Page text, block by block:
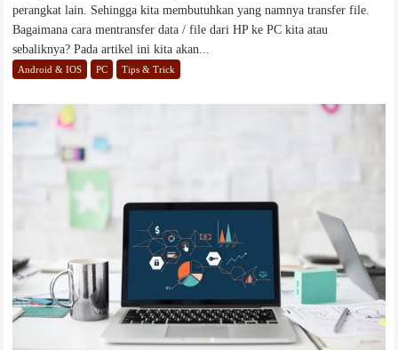
perangkat lain. Sehingga kita membutuhkan yang namnya transfer file.
Bagaimana cara mentransfer data / file dari HP ke PC kita atau
sebaliknya? Pada artikel ini kita akan...
Android & IOS PC Tips & Trick